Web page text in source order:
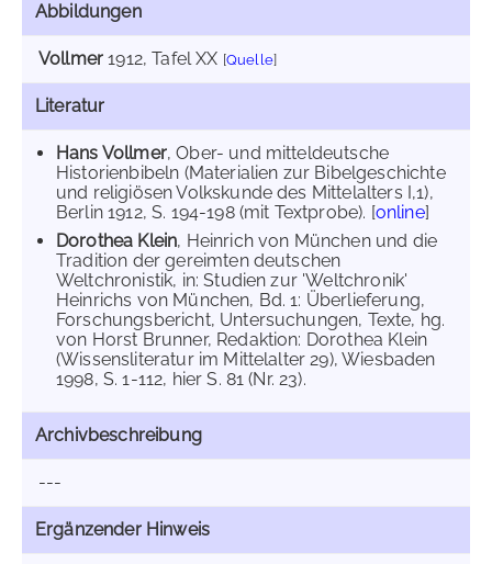
Abbildungen
Vollmer 1912, Tafel XX [Quelle]
Literatur
Hans Vollmer, Ober- und mitteldeutsche
Historienbibeln (Materialien zur Bibelgeschichte
und religiösen Volkskunde des Mittelalters I,1),
Berlin 1912, S. 194-198 (mit Textprobe). [online]
Dorothea Klein, Heinrich von München und die
Tradition der gereimten deutschen
Weltchronistik, in: Studien zur 'Weltchronik'
Heinrichs von München, Bd. 1: Überlieferung,
Forschungsbericht, Untersuchungen, Texte, hg.
von Horst Brunner, Redaktion: Dorothea Klein
(Wissensliteratur im Mittelalter 29), Wiesbaden
1998, S. 1-112, hier S. 81 (Nr. 23).
Archivbeschreibung
---
Ergänzender Hinweis